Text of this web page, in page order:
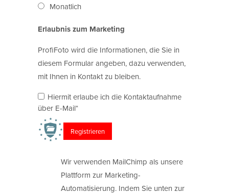
Monatlich
Erlaubnis zum Marketing
ProfiFoto wird die Informationen, die Sie in
diesem Formular angeben, dazu verwenden,
mit Ihnen in Kontakt zu bleiben.
Hiermit erlaube ich die Kontaktaufnahme
über E-Mail*
Wir verwenden MailChimp als unsere
Plattform zur Marketing-
Automatisierung. Indem Sie unten zur